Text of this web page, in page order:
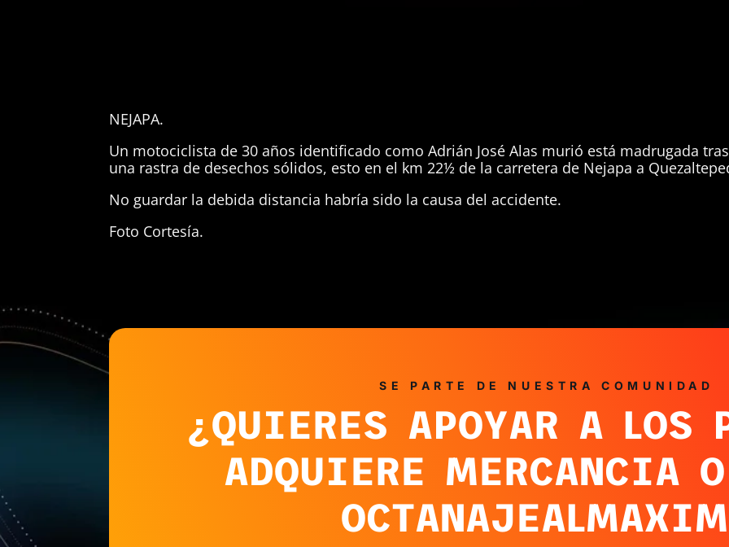
NEJAPA.
Un motociclista de 30 años identificado como Adrián José Alas murió está madrugada
una rastra de desechos sólidos, esto en el km 22½ de la carretera de Nejapa a
No guardar la debida distancia habría sido la causa del accidente.
Foto Cortesía.
SE PARTE DE NUESTRA COMUNIDAD
¿QUIERES APOYAR A LOS
ADQUIERE MERCANCIA